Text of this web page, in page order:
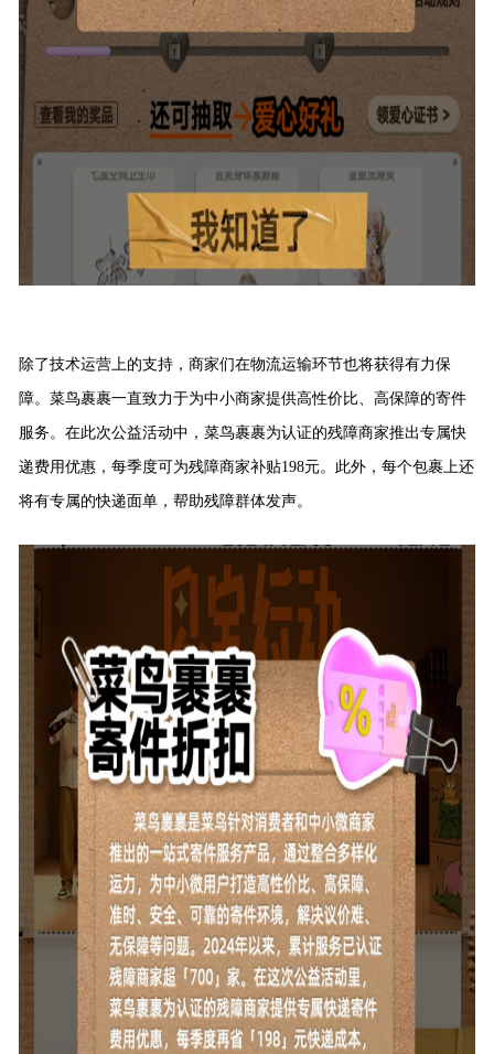
除了技术运营上的支持，商家们在物流运输环节也将获得有力保
障。菜鸟裹裹一直致力于为中小商家提供高性价比、高保障的寄件
服务。在此次公益活动中，菜鸟裹裹为认证的残障商家推出专属快
递费用优惠，每季度可为残障商家补贴198元。此外，每个包裹上还
将有专属的快递面单，帮助残障群体发声。